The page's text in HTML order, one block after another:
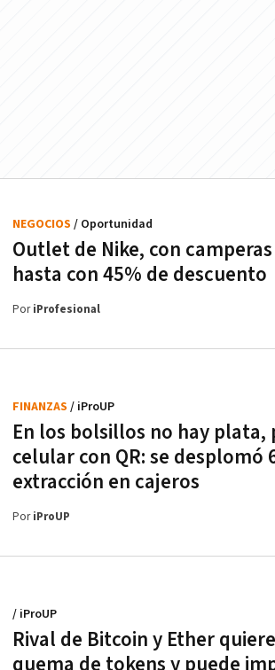
Outlet de Nike, con
hasta con 45% de descuento
NEGOCIOS / Oportunidad
PoriProfesional
En los bolsillos no hay plata,
celular con QR: se desplomó
extracción en cajeros
FINANZAS / iProUP
PoriProUP
Rival de Bitcoin y Ether
/ iProUP